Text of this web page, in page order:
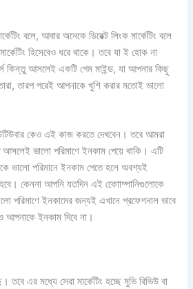
বলে, আবার অনেকে ডিরেক্ট লিংক মার্কেটিং বলে
হিসেবেও ধরে থাকে। তবে যা ই হোক না
কিন্তু আসলেই একটি গেম মাইন্ড, যা আপনার কিছু
তারপ পরেই আপনাকে খুশি করার মতোই ভালো
কেও এই কাজ করতে দেখবেন। তবে আমরা
ভালো পরিমাণে ইনকাম পেয়ে থাকি। এটি
ভালো পরিমানে ইনকাম পেতে হলে অবশ্যই
কেননা আপনি যতদিন এই কোোম্পানিগুলোকে
পরিমাণে ইনকামের জন্যই এখানে প্রফেশনাল ভাবে
ইনকাম দিবে না।
তবে এর মধ্যে সেরা মার্কেটিং হচ্ছে মুভি রিভিউ বা